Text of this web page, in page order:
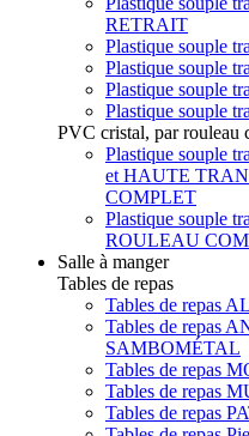
RETRAIT
Plastique souple
Plastique souple
Plastique souple
Plastique souple
PVC cristal, par rouleau
Plastique souple
et HAUTE
COMPLET
Plastique souple
ROULEAU
Salle à manger
Tables de repas
Tables de repas
Tables de repas
SAMBOMÉTAL
Tables de repas
Tables de repas
Tables de repas